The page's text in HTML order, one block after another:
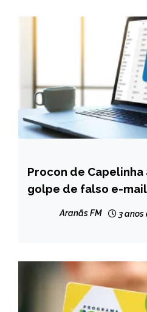
CAPELINHA
NOTÍCIAS
Procon de
golpe de falso e-
Aranãs FM 3 anos